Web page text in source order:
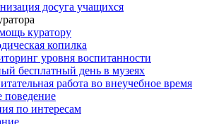
досуга учащихся
куратору
копилка
уровня воспитанности
бесплатный день в музеях
работа во внеучебное время
поведение
по интересам